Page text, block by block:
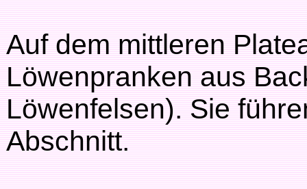
Auf dem mittleren
Löwenpranken aus
Löwenfelsen). Sie
Abschnitt.